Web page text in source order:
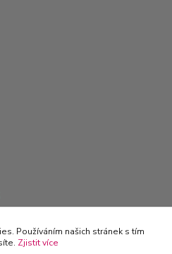
Používáním našich stránek s tím
Zjistit více